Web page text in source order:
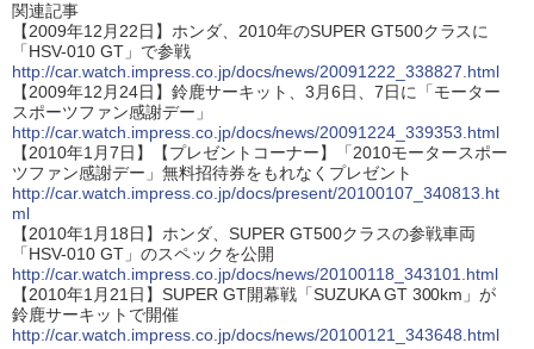
関連記事
【2009年12月22日】ホンダ、2010年のSUPER GT500クラスに
「HSV-010 GT」で参戦
http://car.watch.impress.co.jp/docs/news/20091222_338827.html
【2009年12月24日】鈴鹿サーキット、3月6日、7日に「モーター
スポーツファン感謝デー」
http://car.watch.impress.co.jp/docs/news/20091224_339353.html
【2010年1月7日】【プレゼントコーナー】「2010モータースポー
ツファン感謝デー」無料招待券をもれなくプレゼント
http://car.watch.impress.co.jp/docs/present/20100107_340813.ht
ml
【2010年1月18日】ホンダ、SUPER GT500クラスの参戦車両
「HSV-010 GT」のスペックを公開
http://car.watch.impress.co.jp/docs/news/20100118_343101.html
【2010年1月21日】SUPER GT開幕戦「SUZUKA GT 300km」が
鈴鹿サーキットで開催
http://car.watch.impress.co.jp/docs/news/20100121_343648.html